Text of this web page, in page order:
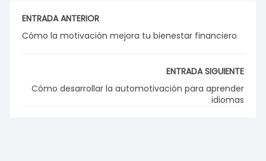
ENTRADA ANTERIOR
Cómo la motivación mejora tu bienestar financiero
ENTRADA SIGUIENTE
Cómo desarrollar la automotivación para aprender
idiomas